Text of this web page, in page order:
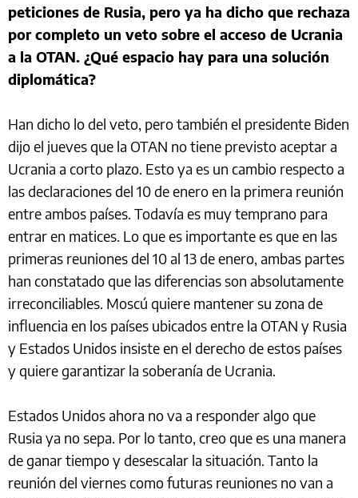
peticiones de Rusia, pero ya ha dicho que rechaza
por completo un veto sobre el acceso de Ucrania
a la OTAN. ¿Qué espacio hay para una solución
diplomática?
Han dicho lo del veto, pero también el presidente Biden
dijo el jueves que la OTAN no tiene previsto aceptar a
Ucrania a corto plazo. Esto ya es un cambio respecto a
las declaraciones del 10 de enero en la primera reunión
entre ambos países. Todavía es muy temprano para
entrar en matices. Lo que es importante es que en las
primeras reuniones del 10 al 13 de enero, ambas partes
han constatado que las diferencias son absolutamente
irreconciliables. Moscú quiere mantener su zona de
influencia en los países ubicados entre la OTAN y Rusia
y Estados Unidos insiste en el derecho de estos países
y quiere garantizar la soberanía de Ucrania.
Estados Unidos ahora no va a responder algo que
Rusia ya no sepa. Por lo tanto, creo que es una manera
de ganar tiempo y desescalar la situación. Tanto la
reunión del viernes como futuras reuniones no van a